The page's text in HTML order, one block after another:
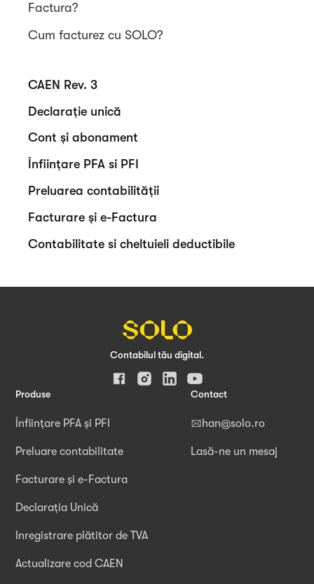
Factura?
Cum facturez cu SOLO?
CAEN Rev. 3
Declarație unică
Cont și abonament
Înființare PFA si PFI
Preluarea contabilității
Facturare și e-Factura
Contabilitate si cheltuieli deductibile
Contabilul tău digital.
Contact
han@solo.ro
Lasă-ne un mesaj
Produse
Înființare PFA și PFI
Preluare contabilitate
Facturare și e-Factura
Declarația Unică
Inregistrare plătitor de TVA
Actualizare cod CAEN